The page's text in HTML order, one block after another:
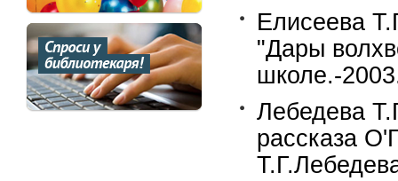
Елисеева
"Дары
школе.-
Лебедева
рассказа